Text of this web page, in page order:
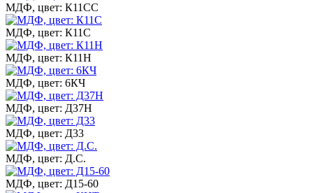
МДФ, цвет: К11СС
МДФ, цвет: К11С
МДФ, цвет: К11Н
МДФ, цвет: 6КЧ
МДФ, цвет: Д37Н
МДФ, цвет: Д33
МДФ, цвет: Д.С.
МДФ, цвет: Д15-60